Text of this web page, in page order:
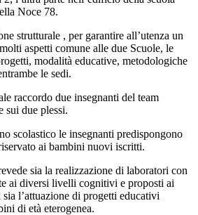
Noce 78.
strutturale , per garantire all’utenza un
aspetti comune alle due Scuole, le
modalità educative, metodologiche
le sedi.
raccordo due insegnanti del team
sui due plessi.
scolastico le insegnanti predispongono
ai bambini nuovi iscritti.
sia la realizzazione di laboratori con
ai diversi livelli cognitivi e proposti ai
l’attuazione di progetti educativi
di età eterogenea.